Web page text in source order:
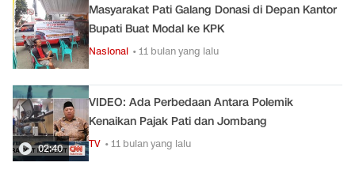
Masyarakat Pati Galang Donasi di Depan Kantor
Bupati Buat Modal ke KPK
Nasional • 11 bulan yang lalu
02:40
VIDEO: Ada Perbedaan Antara Polemik
Kenaikan Pajak Pati dan Jombang
TV • 11 bulan yang lalu